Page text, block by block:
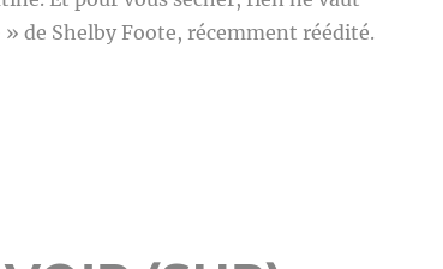
» de Shelby Foote, récemment réédité.